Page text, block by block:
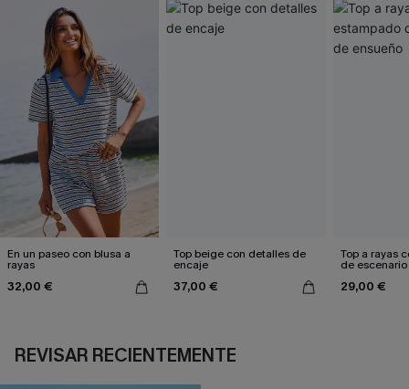
En un paseo con blusa a
rayas
32,00 €
Top beige con detalles de
encaje
37,00 €
Top a rayas
de
29,00 €
REVISAR RECIENTEMENTE